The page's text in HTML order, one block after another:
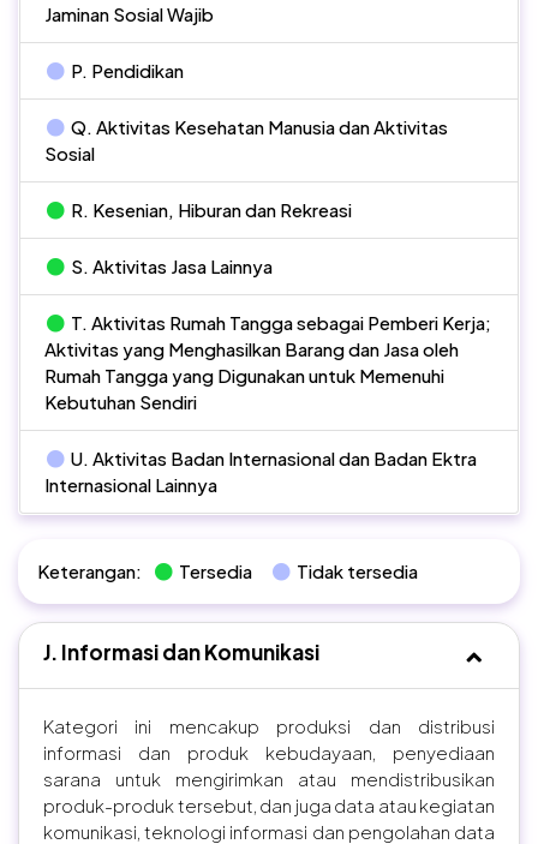
Jaminan Sosial Wajib
P. Pendidikan
Q. Aktivitas Kesehatan Manusia dan Aktivitas
Sosial
R. Kesenian, Hiburan dan Rekreasi
S. Aktivitas Jasa Lainnya
T. Aktivitas Rumah Tangga sebagai Pemberi Kerja;
Aktivitas yang Menghasilkan Barang dan Jasa oleh
Rumah Tangga yang Digunakan untuk Memenuhi
Kebutuhan Sendiri
U. Aktivitas Badan Internasional dan Badan Ektra
Internasional Lainnya
Keterangan: Tersedia Tidak tersedia
J. Informasi dan Komunikasi
Kategori ini mencakup produksi dan distribusi
informasi dan produk kebudayaan, penyediaan
sarana untuk mengirimkan atau mendistribusikan
produk-produk tersebut, dan juga data atau kegiatan
komunikasi, teknologi informasi dan pengolahan data